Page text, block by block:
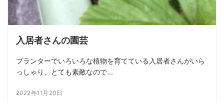
入居者さんの園芸
プランターでいろいろな植物を育てている入居者さんがいら
っしゃり、とても素敵なので...
2022年11月20日